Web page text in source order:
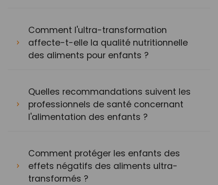
Comment l'ultra-transformation
affecte-t-elle la qualité nutritionnelle
des aliments pour enfants ?
Quelles recommandations suivent les
professionnels de santé concernant
l'alimentation des enfants ?
Comment protéger les enfants des
effets négatifs des aliments ultra-
transformés ?